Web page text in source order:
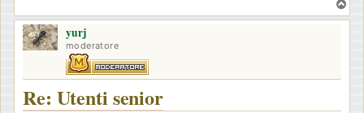
o
yurj
moderatore
Re: Utenti senior